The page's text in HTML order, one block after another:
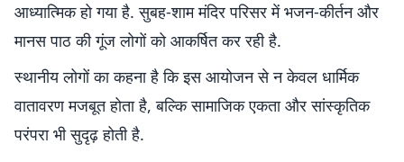
आध्यात्मिक हो गया है. सुबह-शाम मंदिर परिसर में भजन-कीर्तन और
मानस पाठ की गूंज लोगों को आकर्षित कर रही है.
स्थानीय लोगों का कहना है कि इस आयोजन से न केवल धार्मिक
वातावरण मजबूत होता है, बल्कि सामाजिक एकता और सांस्कृतिक
परंपरा भी सुदृढ़ होती है.